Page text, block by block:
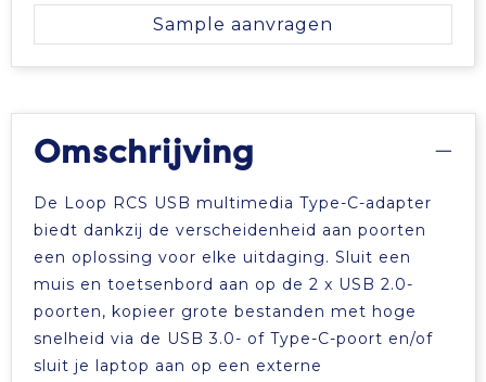
Trolleys
Sample aanvragen
Omschrijving
De Loop RCS USB multimedia Type-C-adapter
biedt dankzij de verscheidenheid aan poorten
een oplossing voor elke uitdaging. Sluit een
muis en toetsenbord aan op de 2 x USB 2.0-
poorten, kopieer grote bestanden met hoge
snelheid via de USB 3.0- of Type-C-poort en/of
sluit je laptop aan op een externe